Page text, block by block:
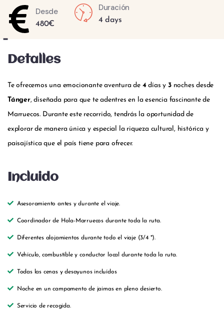
Desde
480€
Duración
4 days
-
Detalles
Te ofrecemos una emocionante aventura de 4días y3noches desde
Tánger, diseñada para que te adentres en la esencia fascinante de
Marruecos. Durante este recorrido, tendrás la oportunidad de
explorar de manera única y especial la riqueza cultural, histórica y
paisajística que el país tiene para ofrecer.
Incluido
Asesoramiento antes y durante el viaje.
Coordinador de Hola-Marruecos durante toda la ruta.
Diferentes alojamientos durante todo el viaje (3/4 *).
Vehículo, combustible y conductor local durante toda la ruta.
Todas las cenas y desayunos incluídos
Noche en un campamento de jaimas en pleno desierto.
Servicio de recogida.